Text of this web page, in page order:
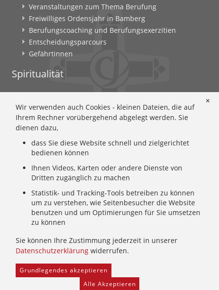
Veranstaltungen zum Thema Berufung
Freiwilliges Ordensjahr in Bamberg
Berufungscoaching und Berufungsexerzitien
Entscheidungsparcours
Gefährtinnen
Spiritualität
Ignatianisch beten: Wie geht das? Eine Anleitung
Ignatianisch und weiblich: Mary Wards Spiritualität
Mary-Ward: Geschichte und Texte im Überblick
Mary Ward 400: Mary Wards erster Weg nach Rom
Spirituelle Impulse
Zeitschrift: Spiritualität konkret
Gemeinschaft
Wer wir sind: Ignatianisch - Weiblich - CJ
Wie wir leben: Unsere Sendung
Wer uns führt: Unsere Ordensleitung
Facebook Freie Stellen
✕
Wir verwenden auch Cookies - kleinen Dateien, die auf
Ihrem Rechner vorübergehend abgelegt werden. Sie
dienen dazu,
dass Sie diese Website schnell und zielgerichtet
bedienen können
Ihnen Videos, Karten oder andere Dienste von
Dritten zugänglich zu machen
Statistik- und Tracking-Tools betreiben zu können
um zu verstehen, wie Seitenbesucher die Website
benutzen und um Optimierungen für Sie umsetzen
zu können
Sie können Ihre Zustimmung jederzeit in unserer
Datenschutzerklärung widerrufen.
Grundlegendes akzeptieren
Alle Akzeptieren